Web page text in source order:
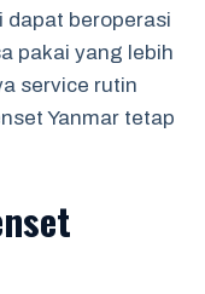
dapat beroperasi
pakai yang lebih
service rutin
Yanmar tetap